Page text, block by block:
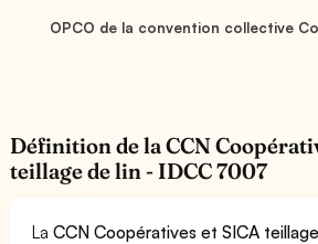
OPCO de la convention collective
Définition de la CCN
teillage de lin - IDCC 7007
LaCCN Coopératives et SICA